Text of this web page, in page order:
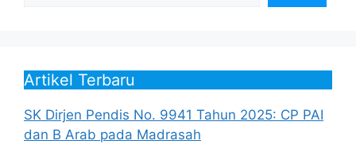
Artikel Terbaru
SK Dirjen Pendis No. 9941 Tahun 2025: CP PAI
dan B Arab pada Madrasah